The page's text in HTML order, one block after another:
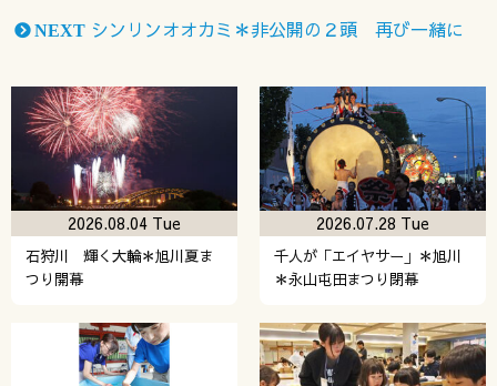
NEXT シンリンオオカミ＊非公開の２頭 再び一緒に
石狩川 輝く大輪＊旭川夏ま
つり開幕
2026.08.04 Tue
千人が「エイヤサー」＊旭川
＊永山屯田まつり閉幕
2026.07.28 Tue